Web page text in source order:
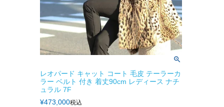
レオパード キャット コート 毛皮 テーラーカ
ラー ベルト 付き 着丈90cm レディース ナチ
ュラル 7F
¥473,000税込